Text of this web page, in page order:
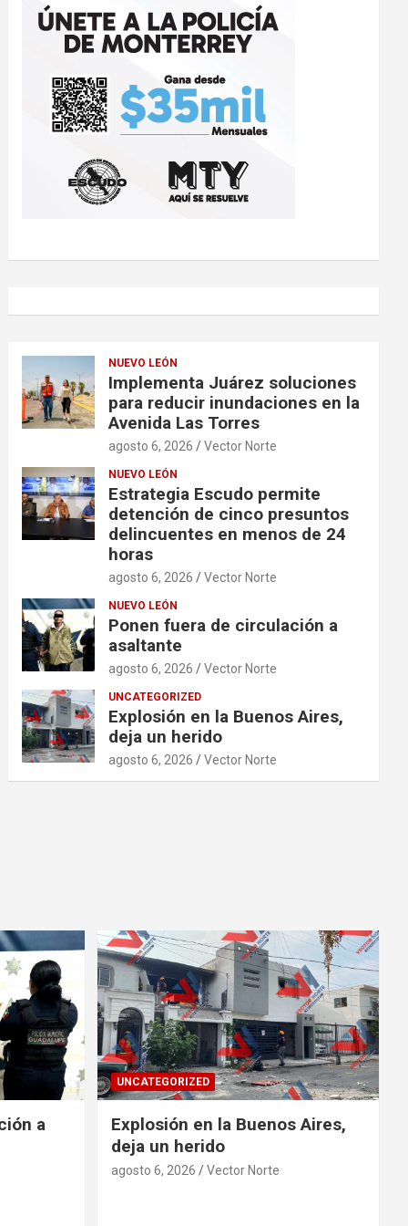
NUEVO LEÓN
Implementa Juárez soluciones
para reducir inundaciones en la
Avenida Las Torres
agosto 6, 2026 Vector Norte
NUEVO LEÓN
Estrategia Escudo permite
detención de cinco presuntos
delincuentes en menos de 24
horas
agosto 6, 2026 Vector Norte
NUEVO LEÓN
Ponen fuera de circulación a
asaltante
agosto 6, 2026 Vector Norte
UNCATEGORIZED
Explosión en la Buenos Aires,
deja un herido
agosto 6, 2026 Vector Norte
a
UNCATEGORIZED
Explosión en la Buenos Aires,
deja un herido
agosto 6, 2026 Vector Norte